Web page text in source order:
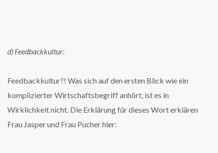
d) Feedbackkultur:
Feedbackkultur?! Was sich auf den ersten Blick wie ein
komplizierter Wirtschaftsbegriff anhört, ist es in
Wirklichkeit nicht. Die Erklärung für dieses Wort erklären
Frau Jasper und Frau Pucher hier: